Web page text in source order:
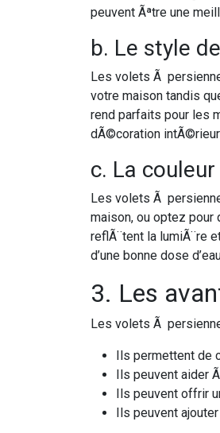
peuvent Ãªtre une
b. Le style
Les volets Ã
votre maison tandis
rend parfaits pour les
dÃ©coration
c. La
Les volets Ã
maison, ou optez pour
reflÃ¨tent la lumiÃ¨re
d’une bonne dose
3. Les
Les volets Ã
Ils permettent de
Ils peuvent aider
Ils peuvent offrir
Ils peuvent